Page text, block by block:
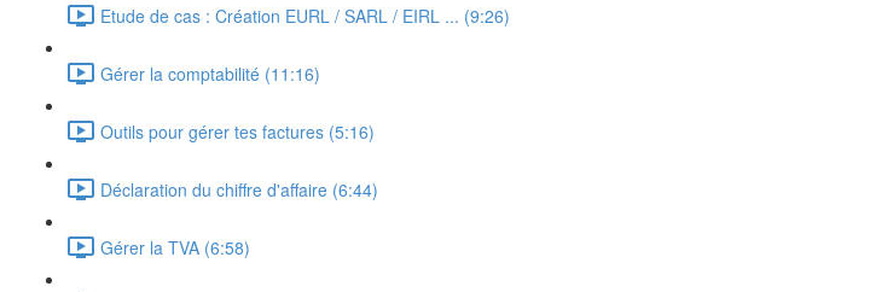
Etude de cas : Création EURL / SARL / EIRL ... (9:26)
Gérer la comptabilité (11:16)
Outils pour gérer tes factures (5:16)
Déclaration du chiffre d'affaire (6:44)
Gérer la TVA (6:58)